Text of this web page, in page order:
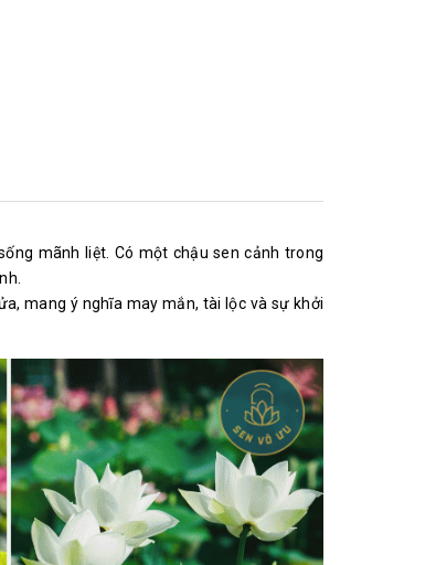
mãnh liệt. Có một chậu sen cảnh trong
mang ý nghĩa may mắn, tài lộc và sự khởi